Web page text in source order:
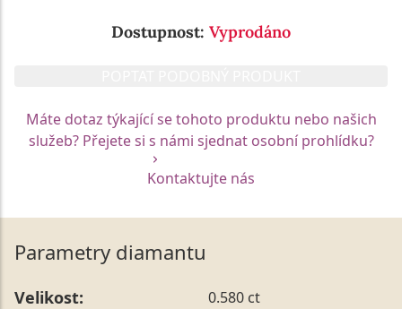
Dostupnost: Vyprodáno
Máte dotaz týkající se tohoto produktu nebo našich
služeb? Přejete si s námi sjednat osobní prohlídku?
Kontaktujte nás
Parametry diamantu
Velikost: 0.580 ct